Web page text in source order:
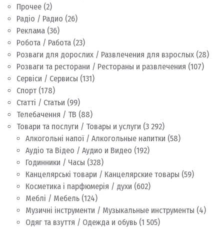
Прочее (2)
Радіо / Радио (26)
Реклама (36)
Робота / Работа (23)
Розваги для дорослих / Развлечения для взрослых (28)
Розваги та ресторани / Рестораны и развлечения (107)
Сервіси / Сервисы (131)
Спорт (178)
Статті / Статьи (99)
Телебачення / ТВ (88)
Товари та послуги / Товары и услуги (3 292)
Алкогольні напої / Алкогольные напитки (58)
Аудіо та Відео / Аудио и Видео (192)
Годинники / Часы (328)
Канцелярські товари / Канцелярские товары (59)
Косметика і парфюмерія / духи (602)
Меблі / Мебель (124)
Музичні інструменти / Музыкальные инструменты (4)
Одяг та взуття / Одежда и обувь (1 505)